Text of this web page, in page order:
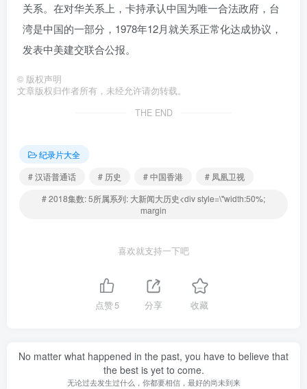
关系。在对华关系上，卡持承认中国为唯一合法政府，台
湾是中国的一部分，1978年12月就关系正常化达成协议，
发表中美建交联合公报。
© 版权声明
文章版权归作者所有，未经允许请勿转载。
THE END
纪录片大全
# 汉语普通话
# 历史 # 中国香港
# 凤凰卫视
# 2018集数: 5所属系列: 大新闻大历史<div style=\"width:50%;
margin
喜欢就支持一下吧
点赞5 分享 收藏
No matter what happened in the past, you have to believe that
the best is yet to come.
无论过去发生过什么，你都要相信，最好的尚未到来